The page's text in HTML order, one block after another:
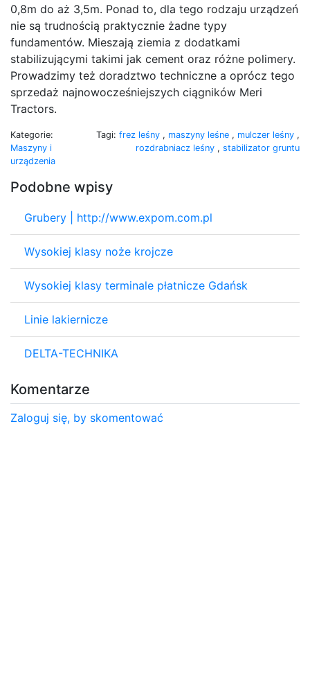
0,8m do aż 3,5m. Ponad to, dla tego rodzaju urządzeń
nie są trudnością praktycznie żadne typy
fundamentów. Mieszają ziemia z dodatkami
stabilizującymi takimi jak cement oraz różne polimery.
Prowadzimy też doradztwo techniczne a oprócz tego
sprzedaż najnowocześniejszych ciągników Meri
Tractors.
Kategorie:
Maszyny i
urządzenia
Tagi: frez leśny , maszyny leśne , mulczer leśny ,
rozdrabniacz leśny , stabilizator gruntu
Podobne wpisy
Grubery | http://www.expom.com.pl
Wysokiej klasy noże krojcze
Wysokiej klasy terminale płatnicze Gdańsk
Linie lakiernicze
DELTA-TECHNIKA
Komentarze
Zaloguj się, by skomentować